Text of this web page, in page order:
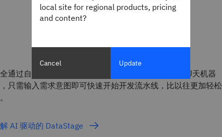
通过自然语言构建 DataStage 流水线。借助交互式聊天机器
只需输入需求意图即可快速开始开发流水线，比以往更加轻
AI 驱动的 DataStage
local site for regional products, pricing
and content?
Cancel Update